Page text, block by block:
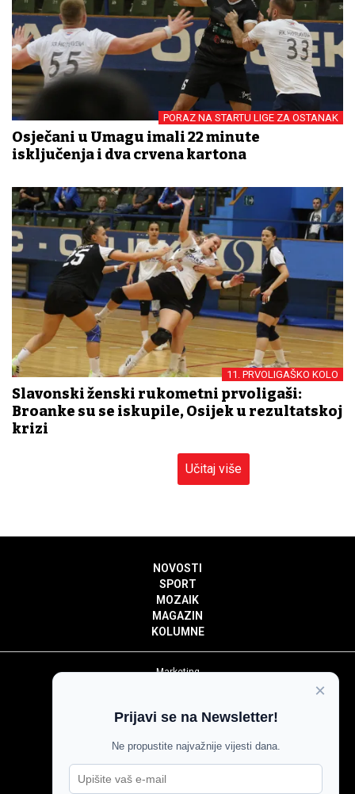
PORAZ NA STARTU LIGE ZA OSTANAK
Osječani u Umagu imali 22 minute
isključenja i dva crvena kartona
11. PRVOLIGAŠKO KOLO
Slavonski ženski rukometni prvoligaši:
Brođanke su se iskupile, Osijek u rezultatskoj
krizi
Učitaj više
NOVOSTI
SPORT
MOZAIK
MAGAZIN
KOLUMNE
Marketing
Impressum
Pravila komentiranja
Agroglas
×
Prijavi se na Newsletter!
Ne propustite najvažnije vijesti dana.